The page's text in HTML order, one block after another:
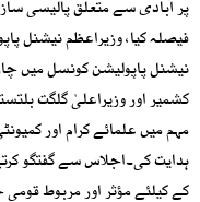
پر آبادی سے متعلق پالیسی
فیصلہ کیا، وزیراعظم نیشنل
نیشنل پاپولیشن کونسل میں
کشمیر اور وزیراعلیٰ گلگت
مہم میں علمائے کرام اور
ہدایت کی۔اجلاس سے گفتگو
کے کیلئے مؤثر اور مربوط